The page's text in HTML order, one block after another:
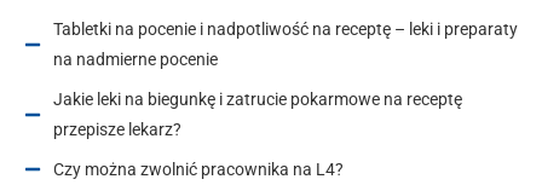
Tabletki na pocenie i nadpotliwość na receptę – leki i preparaty
na nadmierne pocenie
Jakie leki na biegunkę i zatrucie pokarmowe na receptę
przepisze lekarz?
Czy można zwolnić pracownika na L4?